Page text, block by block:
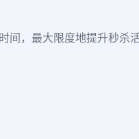
，最大限度地提升秒杀活